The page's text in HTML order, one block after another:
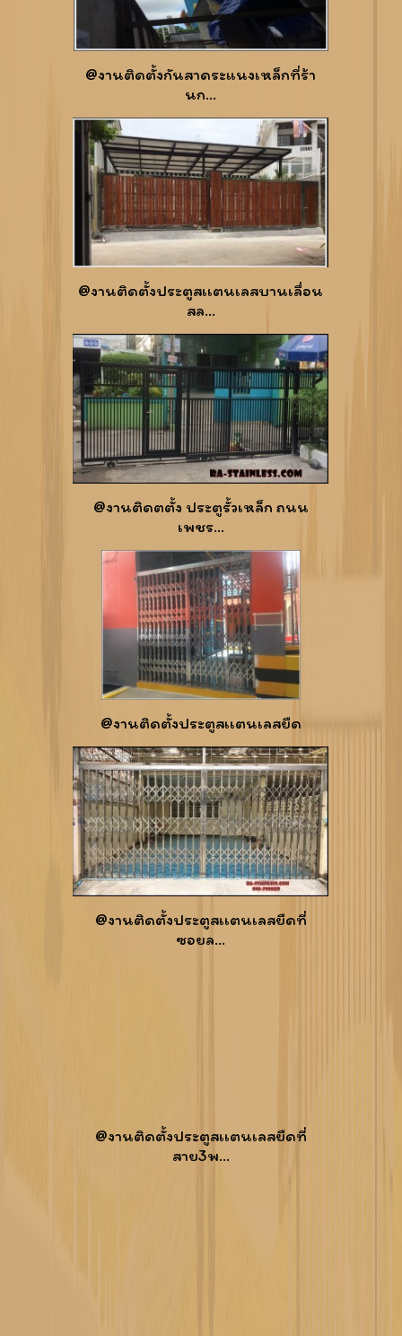
@งานติดตั้งกันสาดระแนงเหล็กที่ร้า
นก...
@งานติดตั้งประตูสเเตนเลสบานเลื่อน
สล...
@งานติดตตั้ง ประตูรั้วเหล็ก ถนน
เพชร...
@งานติดตั้งประตูสเเตนเลสยืด
@งานติดตั้งประตูสเเตนเลสยืดที่
ซอยล...
@งานติดตั้งประตูสเเตนเลสยืดที่
สาย3พ...